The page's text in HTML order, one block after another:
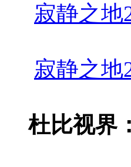
寂静之地
寂静之地
杜比视界：